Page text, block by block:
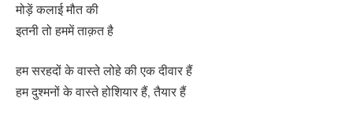
मोड़ें कलाई मौत की
इतनी तो हममें ताक़त है
हम सरहदों के वास्ते लोहे की एक दीवार हैं
हम दुश्मनों के वास्ते होशियार हैं, तैयार हैं